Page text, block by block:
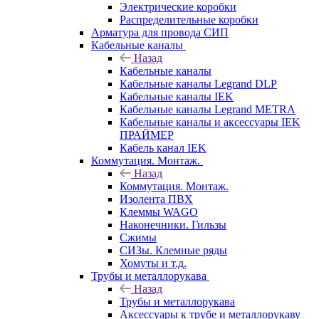
Электрические коробки
Распределительные коробки
Арматура для провода СИП
Кабельные каналы
Назад
Кабельные каналы
Кабельные каналы Legrand DLP
Кабельные каналы IEK
Кабельные каналы Legrand METRA
Кабельные каналы и аксессуары IEK
ПРАЙМЕР
Кабель канал IEK
Коммутация. Монтаж.
Назад
Коммутация. Монтаж.
Изолента ПВХ
Клеммы WAGO
Наконечники. Гильзы
Сжимы
СИЗы. Клемные ряды
Хомуты и т.д.
Трубы и металлорукава
Назад
Трубы и металлорукава
Аксессуары к трубе и металлорукаву